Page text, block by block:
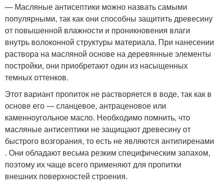
— Масляные антисептики можно назвать самыми
популярными, так как они способны защитить древесину
от повышенной влажности и проникновения влаги
внутрь волоконной структуры материала. При нанесении
раствора на масляной основе на деревянные элементы
постройки, они приобретают один из насыщенных
темных оттенков.
Этот вариант пропиток не растворяется в воде, так как в
основе его — сланцевое, антраценовое или
каменноугольное масло. Необходимо помнить, что
масляные антисептики не защищают древесину от
быстрого возгорания, то есть не являются антипиренами
. Они обладают весьма резким специфическим запахом,
поэтому их чаще всего применяют для пропитки
внешних поверхностей строения.